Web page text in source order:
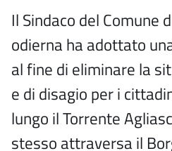
Il Sindaco del Comune
odierna ha adottato
al fine di eliminare la
e di disagio per i
lungo il Torrente
stesso attraversa il